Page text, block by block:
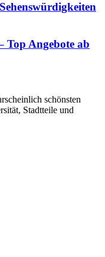
Top Angebote ab
schönsten
Stadtteile und